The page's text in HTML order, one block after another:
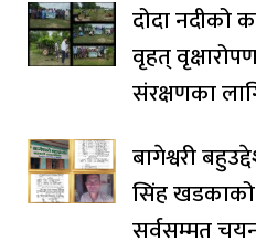
दोदा नदीको
वृहत्
संरक्षणका
बागेश्वरी
सिंह खडकाको
सर्वसम्मत